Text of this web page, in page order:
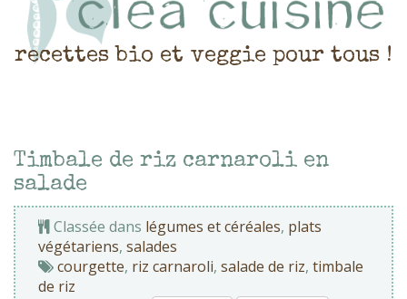
recettes bio et veggie pour tous !
Timbale de riz carnaroli en
salade
Classée dans légumes et céréales, plats
végétariens, salades
courgette, riz carnaroli, salade de riz, timbale
de riz